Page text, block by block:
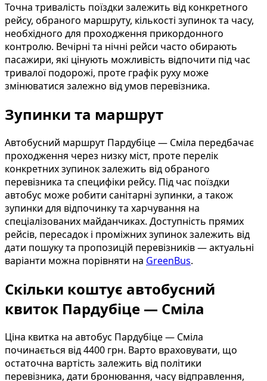
Точна тривалість поїздки залежить від конкретного
рейсу, обраного маршруту, кількості зупинок та часу,
необхідного для проходження прикордонного
контролю. Вечірні та нічні рейси часто обирають
пасажири, які цінують можливість відпочити під час
тривалої подорожі, проте графік руху може
змінюватися залежно від умов перевізника.
Зупинки та маршрут
Автобусний маршрут Пардубіце — Сміла передбачає
проходження через низку міст, проте перелік
конкретних зупинок залежить від обраного
перевізника та специфіки рейсу. Під час поїздки
автобус може робити санітарні зупинки, а також
зупинки для відпочинку та харчування на
спеціалізованих майданчиках. Доступність прямих
рейсів, пересадок і проміжних зупинок залежить від
дати пошуку та пропозицій перевізників — актуальні
варіанти можна порівняти на GreenBus.
Скільки коштує автобусний
квиток Пардубіце — Сміла
Ціна квитка на автобус Пардубіце — Сміла
починається від 4400 грн. Варто враховувати, що
остаточна вартість залежить від політики
перевізника, дати бронювання, часу відправлення,